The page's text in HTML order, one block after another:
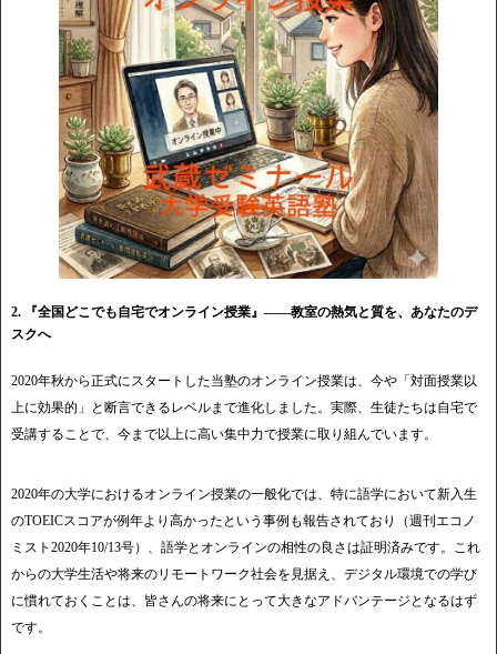
2. 『全国どこでも自宅でオンライン授業』——教室の熱気と質を、あなたのデ
スクへ
2020年秋から正式にスタートした当塾のオンライン授業は、今や「対面授業以
上に効果的」と断言できるレベルまで進化しました。実際、生徒たちは自宅で
受講することで、今まで以上に高い集中力で授業に取り組んでいます。
2020年の大学におけるオンライン授業の一般化では、特に語学において新入生
のTOEICスコアが例年より高かったという事例も報告されており（週刊エコノ
ミスト2020年10/13号）、語学とオンラインの相性の良さは証明済みです。これ
からの大学生活や将来のリモートワーク社会を見据え、デジタル環境での学び
に慣れておくことは、皆さんの将来にとって大きなアドバンテージとなるはず
です。